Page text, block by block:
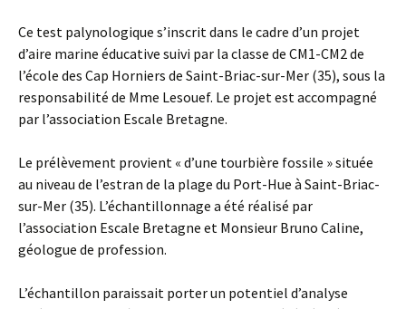
Ce test palynologique s’inscrit dans le cadre d’un projet
d’aire marine éducative suivi par la classe de CM1-CM2 de
l’école des Cap Horniers de Saint-Briac-sur-Mer (35), sous la
responsabilité de Mme Lesouef. Le projet est accompagné
par l’association Escale Bretagne.
Le prélèvement provient « d’une tourbière fossile » située
au niveau de l’estran de la plage du Port-Hue à Saint-Briac-
sur-Mer (35). L’échantillonnage a été réalisé par
l’association Escale Bretagne et Monsieur Bruno Caline,
géologue de profession.
L’échantillon paraissait porter un potentiel d’analyse